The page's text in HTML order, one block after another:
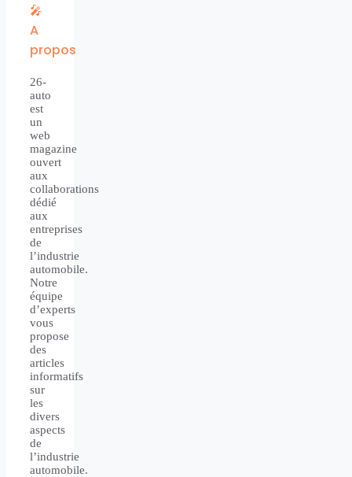
🎤
A
propos
26-
auto
est
un
web
magazine
ouvert
aux
collaborations
dédié
aux
entreprises
de
l’industrie
automobile.
Notre
équipe
d’experts
vous
propose
des
articles
informatifs
sur
les
divers
aspects
de
l’industrie
automobile.